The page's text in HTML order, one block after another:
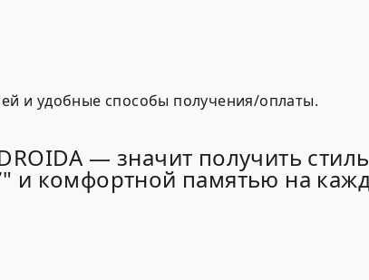
и удобные способы получения/оплаты.
— значит получить
и комфортной памятью на